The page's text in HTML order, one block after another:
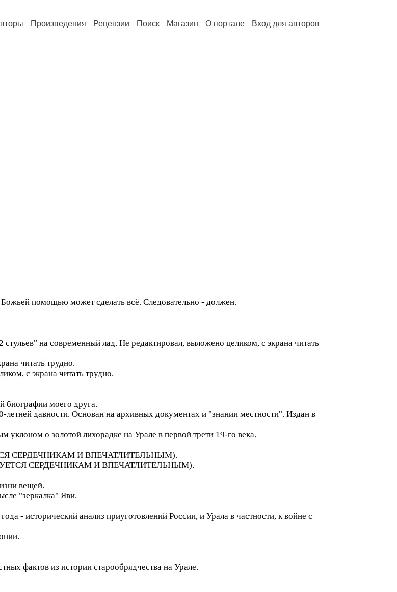
Произведения Рецензии Поиск Магазин О портале Вход для авторов
помощью может сделать всё. Следовательно - должен.
на современный лад. Не редактировал, выложено целиком, с экрана читать
читать трудно.
с экрана читать трудно.
биографии моего друга.
давности. Основан на архивных документах и "знании местности". Издан в
уклоном о золотой лихорадке на Урале в первой трети 19-го века.
СЕРДЕЧНИКАМ И ВПЕЧАТЛИТЕЛЬНЫМ).
СЕРДЕЧНИКАМ И ВПЕЧАТЛИТЕЛЬНЫМ).
вещей.
"зеркалка" Яви.
- исторический анализ приуготовлений России, и Урала в частности, к войне с
фактов из истории старообрядчества на Урале.